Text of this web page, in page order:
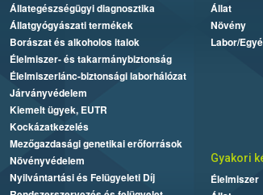
Állategészségügyi diagnosztika
Állatgyógyászati termékek
Borászat és alkoholos italok
Élelmiszer- és takarmánybiztonság
Élelmiszerlánc-biztonsági laborhálózat
Járványvédelem
Kiemelt ügyek, EUTR
Kockázatkezelés
Mezőgazdasági genetikai erőforrások
Növényvédelem
Nyilvántartási és Felügyeleti Díj
Állat
Növény
Labor/
Gyakori
Élelmiszer